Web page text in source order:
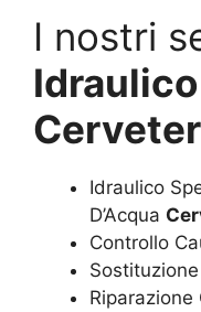
I nostri
Idraulico
D’Acqua
Controllo